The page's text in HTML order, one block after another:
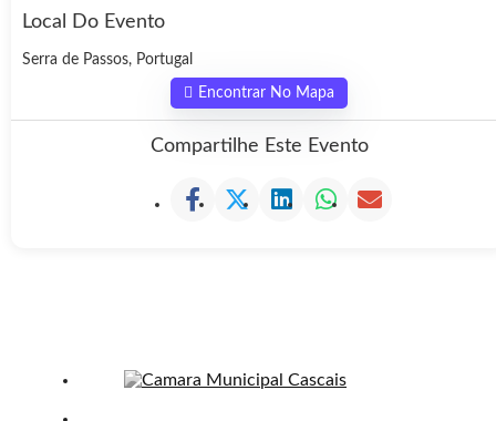
Local Do Evento
Serra de Passos, Portugal
Encontrar No Mapa
Compartilhe Este Evento